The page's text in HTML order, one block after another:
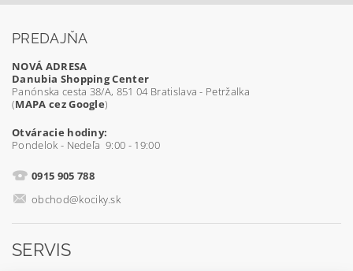
PREDAJŇA
NOVÁ ADRESA
Danubia Shopping Center
Panónska cesta 38/A, 851 04 Bratislava - Petržalka
(MAPA cez Google)
Otváracie hodiny:
Pondelok - Nedeľa 9:00 - 19:00
0915 905 788
obchod@kociky.sk
SERVIS